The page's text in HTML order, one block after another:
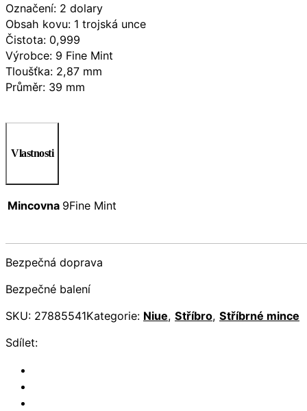
Označení: 2 dolary
Obsah kovu: 1 trojská unce
Čistota: 0,999
Výrobce: 9 Fine Mint
Tloušťka: 2,87 mm
Průměr: 39 mm
Vlastnosti
Mincovna 9Fine Mint
Bezpečná doprava
Bezpečné balení
SKU: 27885541Kategorie: Niue, Stříbro, Stříbrné mince
Sdílet: